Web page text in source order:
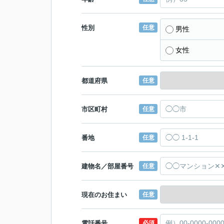
性別 任意 男性
女性
都道府県 任意
市区町村 任意
番地 任意
建物名／部屋番号 任意
現在のお住まい 任意